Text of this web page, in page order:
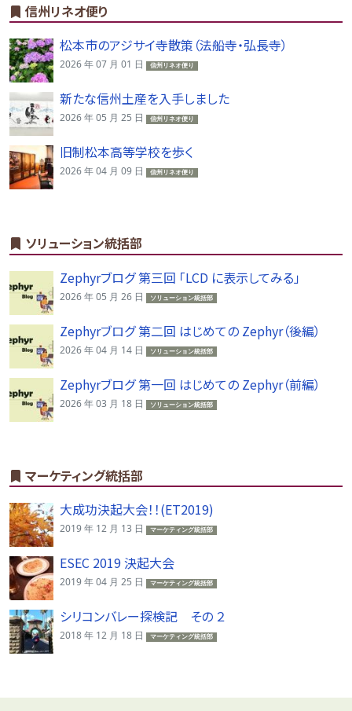
信州リネオ便り
松本市のアジサイ寺散策（法船寺・弘長寺）
2026 年 07 月 01 日 信州リネオ便り
新たな信州土産を入手しました
2026 年 05 月 25 日 信州リネオ便り
旧制松本高等学校を歩く
2026 年 04 月 09 日 信州リネオ便り
ソリューション統括部
Zephyrブログ 第三回 「LCD に表示してみる」
2026 年 05 月 26 日 ソリューション統括部
Zephyrブログ 第二回 はじめての Zephyr（後編）
2026 年 04 月 14 日 ソリューション統括部
Zephyrブログ 第一回 はじめての Zephyr（前編）
2026 年 03 月 18 日 ソリューション統括部
マーケティング統括部
大成功決起大会！！(ET2019)
2019 年 12 月 13 日 マーケティング統括部
ESEC 2019 決起大会
2019 年 04 月 25 日 マーケティング統括部
シリコンバレー探検記 その ２
2018 年 12 月 18 日 マーケティング統括部